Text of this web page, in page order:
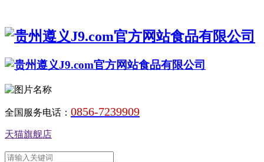
全国服务电话： 0856-7239909
天猫旗舰店